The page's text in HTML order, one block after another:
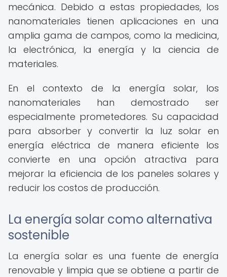
mecánica. Debido a estas propiedades, los
nanomateriales tienen aplicaciones en una
amplia gama de campos, como la medicina,
la electrónica, la energía y la ciencia de
materiales.
En el contexto de la energía solar, los
nanomateriales han demostrado ser
especialmente prometedores. Su capacidad
para absorber y convertir la luz solar en
energía eléctrica de manera eficiente los
convierte en una opción atractiva para
mejorar la eficiencia de los paneles solares y
reducir los costos de producción.
La energía solar como alternativa
sostenible
La energía solar es una fuente de energía
renovable y limpia que se obtiene a partir de